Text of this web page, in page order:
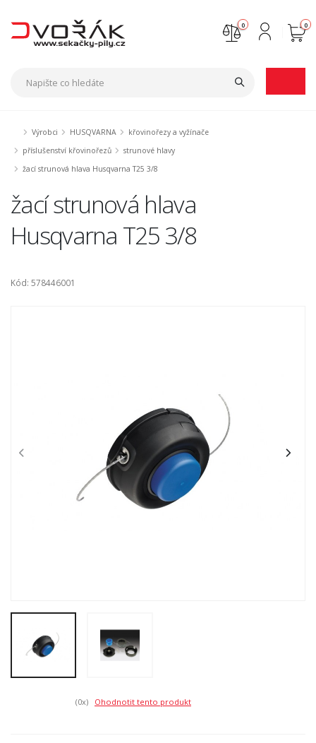
0
0
Výrobci HUSQVARNA
křovinořezy a vyžínače
příslušenství křovinořezů
strunové hlavy
žací strunová hlava Husqvarna T25 3/8
žací strunová hlava
Husqvarna T25 3/8
Kód: 578446001
(0x) Ohodnotit tento produkt